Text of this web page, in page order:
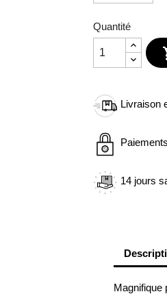
Quantité
Livraison
14 jours
Magnifique